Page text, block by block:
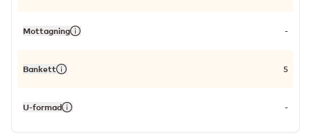
Mottagning -
Bankett 5
U-formad -